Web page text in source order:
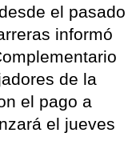
el pasado
informó
de la
el pago a
el jueves